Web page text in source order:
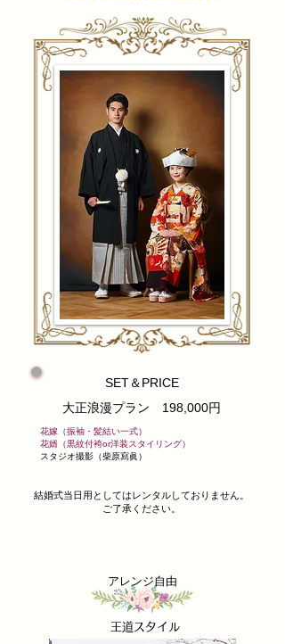
​SET＆PRICE
​大正浪漫プラン 198,000円
花嫁（振袖・髪結い一式）
花婿（黒紋付袴or洋装スタイリング）
​スタジオ撮影（柴原寫眞）
​結婚式当日用としてはレンタルしておりません。
ご了承ください。
アレンジ自由
​王道スタイル